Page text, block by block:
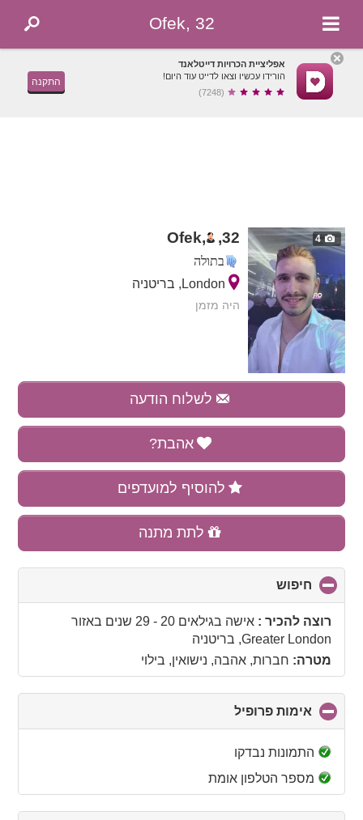
Ofek, 32
אפליציית הכרויות דייטלאנד
הורידו עכשיו וצאו לדייט עוד היום!
(7248)
התקנה
4
Ofek, ,32
בתולה
London, בריטניה
היה מזמן
לשלוח הודעה
אהבת?
להוסיף למועדפים
לתת מתנה
חיפוש
to
collapse
contents
רוצה להכיר :אישה בגילאים 20 - 29 שנים
באזור
Greater London, בריטניה
מטרה: חברות, אהבה, נישואין, בילוי
אימות פרופיל
to
התמונות נבדקו
מספר הטלפון אומת